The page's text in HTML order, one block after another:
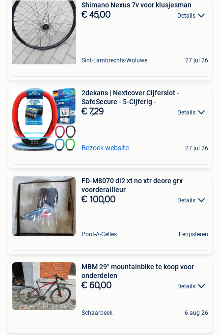
Shimano Nexus 7v voor klusjesman
€ 45,00 Details
Sint-Lambrechts-Woluwe 27 jul 26
2dekans | Nextcover Cijferslot -
SafeSecure - 5-Cijferig -
€ 7,29 Details
Bezoek website 27 jul 26
FD-M8070 di2 xt no xtr deore grx
voorderailleur
€ 100,00 Details
Pont-A-Celles Eergisteren
MBM 29" mountainbike te koop voor
onderdelen
€ 60,00 Details
Schaarbeek 6 aug 26